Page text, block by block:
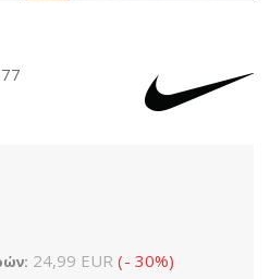
24,99 EUR (- 30%)